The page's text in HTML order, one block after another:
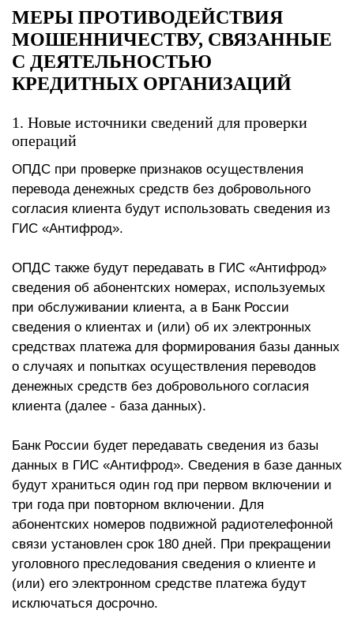
МЕРЫ ПРОТИВОДЕЙСТВИЯ
МОШЕННИЧЕСТВУ, СВЯЗАННЫЕ
С ДЕЯТЕЛЬНОСТЬЮ
КРЕДИТНЫХ ОРГАНИЗАЦИЙ
1. Новые источники сведений для проверки
операций
ОПДС при проверке признаков осуществления
перевода денежных средств без добровольного
согласия клиента будут использовать сведения из
ГИС «Антифрод».
ОПДС также будут передавать в ГИС «Антифрод»
сведения об абонентских номерах, используемых
при обслуживании клиента, а в Банк России
сведения о клиентах и (или) об их электронных
средствах платежа для формирования базы данных
о случаях и попытках осуществления переводов
денежных средств без добровольного согласия
клиента (далее - база данных).
Банк России будет передавать сведения из базы
данных в ГИС «Антифрод». Сведения в базе данных
будут храниться один год при первом включении и
три года при повторном включении. Для
абонентских номеров подвижной радиотелефонной
связи установлен срок 180 дней. При прекращении
уголовного преследования сведения о клиенте и
(или) его электронном средстве платежа будут
исключаться досрочно.